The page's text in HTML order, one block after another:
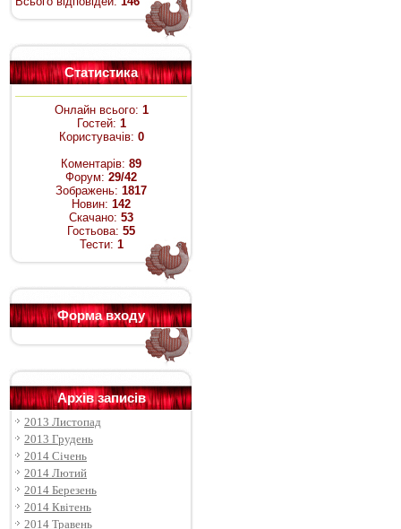
Статистика
Онлайн всього: 1
Гостей: 1
Користувачів: 0
Коментарів: 89
Форум: 29/42
Зображень: 1817
Новин: 142
Скачано: 53
Гостьова: 55
Тести: 1
Форма входу
Архів записів
2013 Листопад
2013 Грудень
2014 Січень
2014 Лютий
2014 Березень
2014 Квітень
2014 Травень